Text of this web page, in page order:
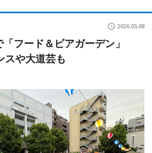
2026.05.08
「フード＆ビアガーデン」
スや大道芸も